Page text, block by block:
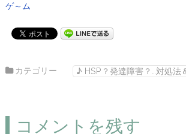
ゲ～ム
カテゴリー ♪ HSP？発達障害？…対処法
コメントを残す